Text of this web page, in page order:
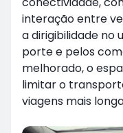
interação entre
a dirigibilidade no
porte e pelos
melhorado, o
limitar o
viagens mais